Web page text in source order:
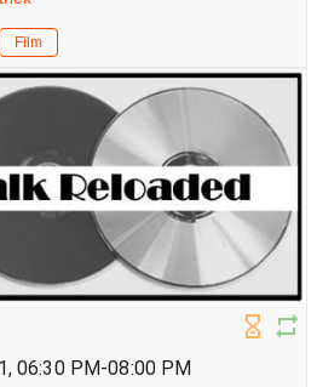
Film
06:30 PM-08:00 PM